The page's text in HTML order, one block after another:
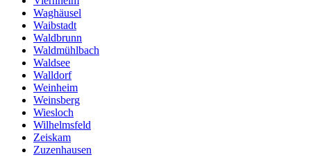
Waghäusel
Waibstadt
Waldbrunn
Waldmühlbach
Waldsee
Walldorf
Weinheim
Weinsberg
Wiesloch
Wilhelmsfeld
Zeiskam
Zuzenhausen